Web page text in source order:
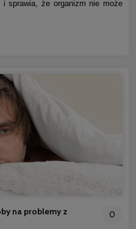
sprawia, że organizm nie może
na problemy z
0